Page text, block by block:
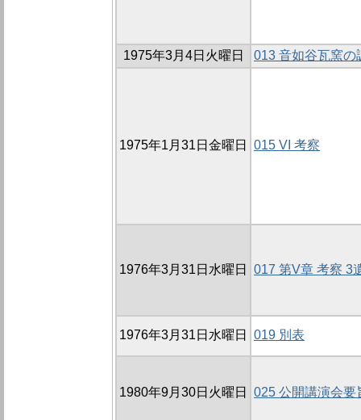
1975年3月4日火曜日 013 音如谷瓦窯の
1975年1月31日金曜日 015 VI 考察
1976年3月31日水曜日 017 第V章 考察 3
1976年3月31日水曜日 019 別表
1980年9月30日火曜日 025 公開講演会要